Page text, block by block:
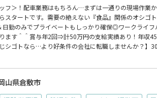
フ＞！配車業務はもちろん…まずは一通りの現場作業
タートです。需要の絶えない『食品』関係のオシゴ
勤のみでプライベートもしっかり確保◎ワークライフ
ます＾＾賞与年2回⇒計50万円の支給実績あり！年収
シゴトなら…より好条件の会社に転職しませんか？】
山県倉敷市